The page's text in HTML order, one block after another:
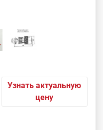
Узнать актуальную
цену